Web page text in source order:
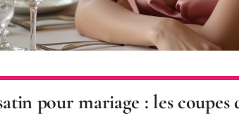
pour mariage : les